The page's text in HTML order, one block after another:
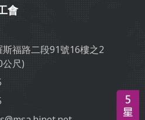
會
福路二段91號16樓之2
尺)